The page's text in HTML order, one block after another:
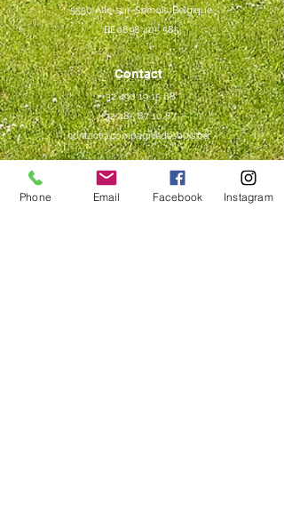
5550 Alle-sur-Semois, Belgique
BE0898 405 585
Contact
+32 490 19 15 68
+32 485 87 10 87
contact@compagniedesbois.be
Phone Email Facebook Instagram